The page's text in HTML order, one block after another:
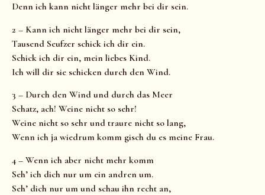
Denn ich kann nicht länger mehr bei dir sein.
2 – Kann ich nicht länger mehr bei dir sein,
Tausend Seufzer schick ich dir ein.
Schick ich dir ein, mein liebes Kind.
Ich will dir sie schicken durch den Wind.
3 – Durch den Wind und durch das Meer
Schatz, ach! Weine nicht so sehr!
Weine nicht so sehr und traure nicht so lang,
Wenn ich ja wiedrum komm gisch du es meine Frau.
4 – Wenn ich aber nicht mehr komm
Seh’ ich dich nur um ein andren um.
Seh’ dich nur um und schau ihn recht an,